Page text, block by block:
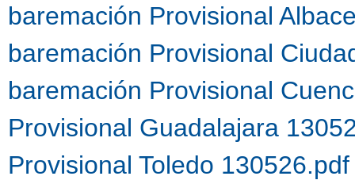
baremación Provisional
baremación Provisional
baremación Provisional
Provisional Guadalajara
Provisional Toledo